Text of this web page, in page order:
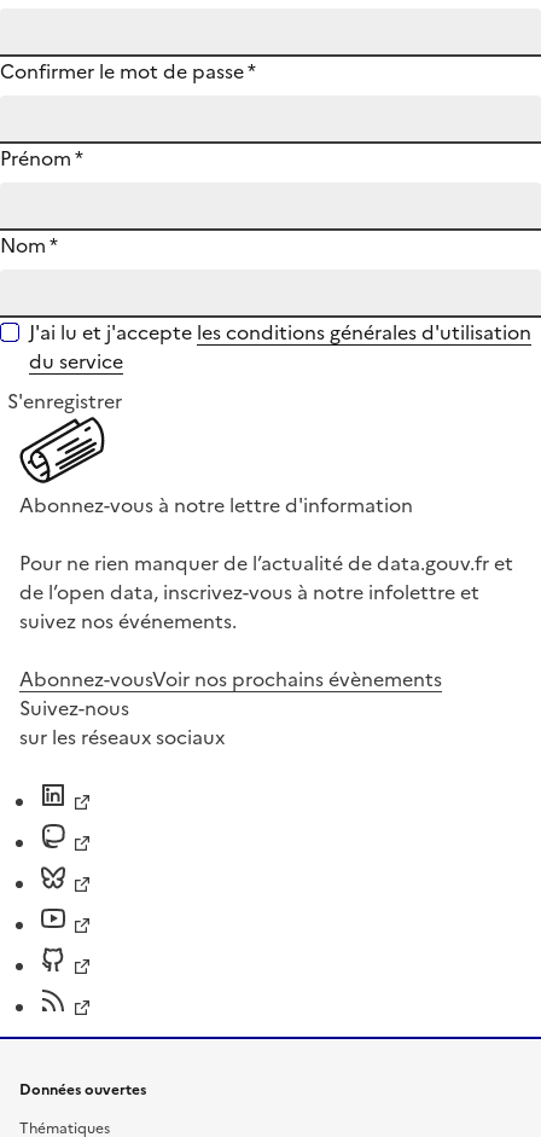
Confirmer le mot de passe*
Prénom*
Nom*
J'ai lu et j'accepte les conditions générales d'utilisation
du service
S'enregistrer
Abonnez-vous à notre lettre d'information
Pour ne rien manquer de l’actualité de data.gouv.fr et
de l’open data, inscrivez-vous à notre infolettre et
suivez nos événements.
Abonnez-vousVoir nos prochains évènements
Suivez-nous
sur les réseaux sociaux
Données ouvertes
Thématiques